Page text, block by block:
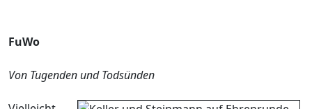
FuWo
Von Tugenden und Todsünden